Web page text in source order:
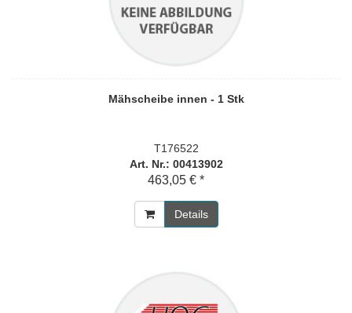
Mähscheibe innen - 1 Stk
T176522
Art. Nr.: 00413902
463,05 € *
Details